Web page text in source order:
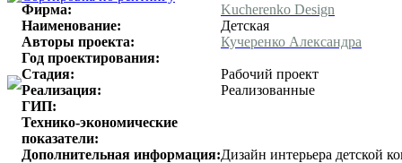
Фирма:
Kucherenko Design
Наименование:
Детская
Авторы проекта:
Кучеренко Александра
Год проектирования:
Стадия:
Рабочий проект
Реализация:
Реализованные
ГИП:
Технико-экономические
показатели:
Дополнительная информация:Дизайн интерьера детской